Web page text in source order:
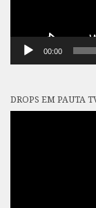
00:00
DROPS EM PAUTA